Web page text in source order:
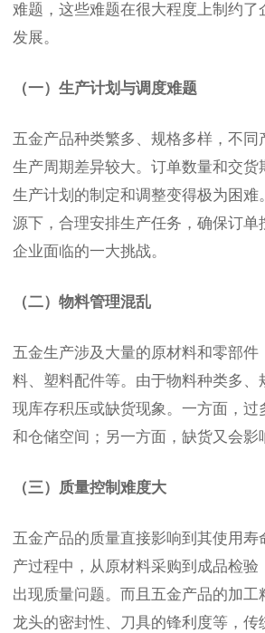
难题，这些难题在很大程度上制约了
发展。
（一）生产计划与调度难题
五金产品种类繁多、规格多样，不同
生产周期差异较大。订单数量和交货
生产计划的制定和调整变得极为困难
源下，合理安排生产任务，确保订单
企业面临的一大挑战。
（二）物料管理混乱
五金生产涉及大量的原材料和零部件
料、塑料配件等。由于物料种类多、
现库存积压或缺货现象。一方面，过
和仓储空间；另一方面，缺货又会影
（三）质量控制难度大
五金产品的质量直接影响到其使用寿
产过程中，从原材料采购到成品检验
出现质量问题。而且五金产品的加工
龙头的密封性、刀具的锋利度等，传